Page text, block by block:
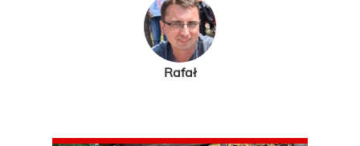
Rafał